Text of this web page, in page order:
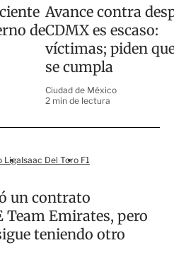
de
Avance contra
CDMX es escaso:
víctimas; piden
se cumpla
Ciudad de México
2 min de lectura
LigaIsaac Del Toro F1
un contrato
Emirates, pero
teniendo otro